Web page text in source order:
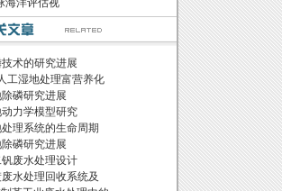
海洋评估视
术的研究进展
工湿地处理富营养化
磷研究进展
动力学模型研究
处理系统的生命周期
磷研究进展
废水处理设计
水处理回收系统及